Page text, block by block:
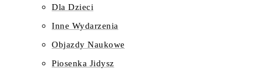
Dla Dzieci
Inne Wydarzenia
Objazdy Naukowe
Piosenka Jidysz